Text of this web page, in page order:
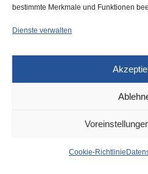
bestimmte Merkmale und Funktionen
Dienste verwalten
Cookie-Richtlinie
IMPRESSUM